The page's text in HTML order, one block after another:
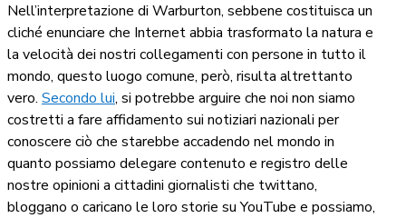
Nell’interpretazione di Warburton, sebbene costituisca un
cliché enunciare che Internet abbia trasformato la natura e
la velocità dei nostri collegamenti con persone in tutto il
mondo, questo luogo comune, però, risulta altrettanto
vero. Secondo lui, si potrebbe arguire che noi non siamo
costretti a fare affidamento sui notiziari nazionali per
conoscere ciò che starebbe accadendo nel mondo in
quanto possiamo delegare contenuto e registro delle
nostre opinioni a cittadini giornalisti che twittano,
bloggano o caricano le loro storie su YouTube e possiamo,